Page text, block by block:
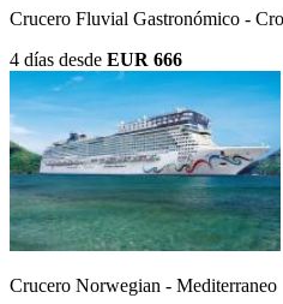
Crucero Fluvial Gastronómico -
4 días desde EUR 666
Crucero Norwegian - Mediterraneo